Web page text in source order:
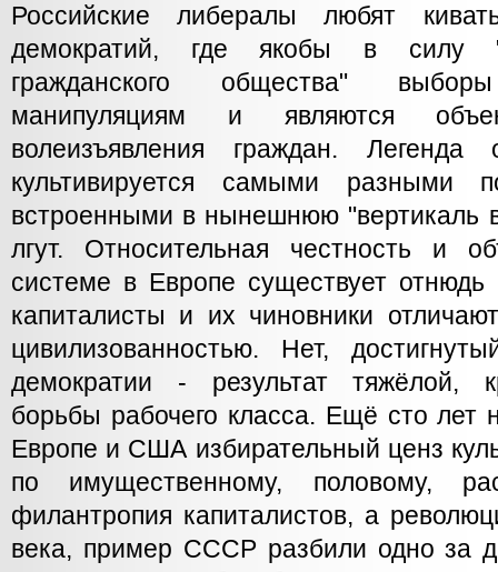
Российские либералы любят
демократий, где якобы в силу
гражданского общества"
манипуляциям и являются
волеизъявления граждан.
культивируется самыми разными
встроенными в нынешнюю "вертикаль
лгут. Относительная честность и
системе в Европе существует отнюдь
капиталисты и их чиновники
цивилизованностью. Нет,
демократии - результат тяжёлой,
борьбы рабочего класса. Ещё сто лет
Европе и США избирательный ценз
по имущественному, половому,
филантропия капиталистов, а
века, пример СССР разбили одно за